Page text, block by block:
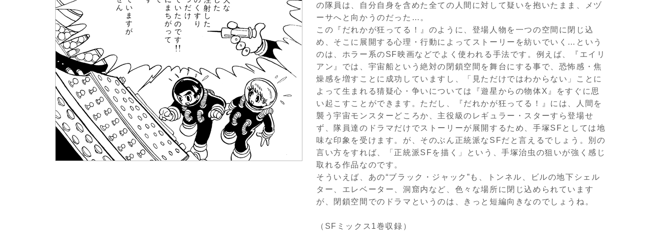
の隊員は、自分自身を含めた全ての人間に対して疑いを抱いたまま、メヅ
ーサへと向かうのだった…。
この『だれかが狂ってる！』のように、登場人物を一つの空間に閉じ込
め、そこに展開する心理・行動によってストーリーを紡いでいく…という
のは、ホラー系のSF映画などでよく使われる手法です。例えば、『エイリ
アン』では、宇宙船という絶対の閉鎖空間を舞台にする事で、恐怖感・焦
燥感を増すことに成功していますし、「見ただけではわからない」ことに
よって生まれる猜疑心・争いについては『遊星からの物体X』をすぐに思
い起こすことができます。ただし、『だれかが狂ってる！』には、人間を
襲う宇宙モンスターどころか、主役級のレギュラー・スターすら登場せ
ず、隊員達のドラマだけでストーリーが展開するため、手塚SFとしては地
味な印象を受けます。が、そのぶん正統派なSFだと言えるでしょう。別の
言い方をすれば、「正統派SFを描く」という、手塚治虫の狙いが強く感じ
取れる作品なのです。
そういえば、あの“ブラック・ジャック”も、トンネル、ビルの地下シェル
ター、エレベーター、洞窟内など、色々な場所に閉じ込められています
が、閉鎖空間でのドラマというのは、きっと短編向きなのでしょうね。
（SFミックス1巻収録）